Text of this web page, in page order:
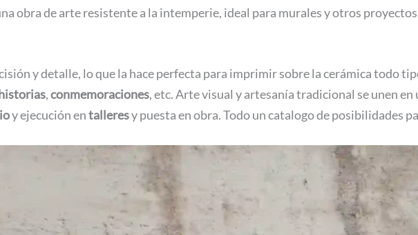
obra de arte resistente a la intemperie, ideal para murales y otros
y detalle, lo que la hace perfecta para imprimir sobre la cerámica todo
,conmemoraciones, etc. Arte visual y artesanía tradicional se unen
y ejecución entalleresy puesta en obra. Todo un catalogo de posibilidades